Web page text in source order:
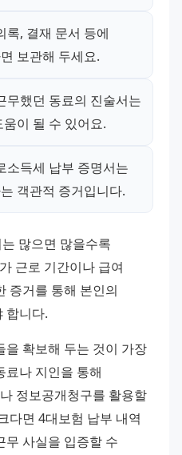
록, 결재 문서 등에
보관해 두세요.
무했던 동료의 진술서는
이 될 수 있어요.
소득세 납부 증명서는
객관적 증거입니다.
많으면 많을수록
근로 기간이나 급여
증거를 통해 본인의
합니다.
을 확보해 두는 것이 가장
료나 지인을 통해
정보공개청구를 활용할
다면 4대보험 납부 내역
무 사실을 입증할 수